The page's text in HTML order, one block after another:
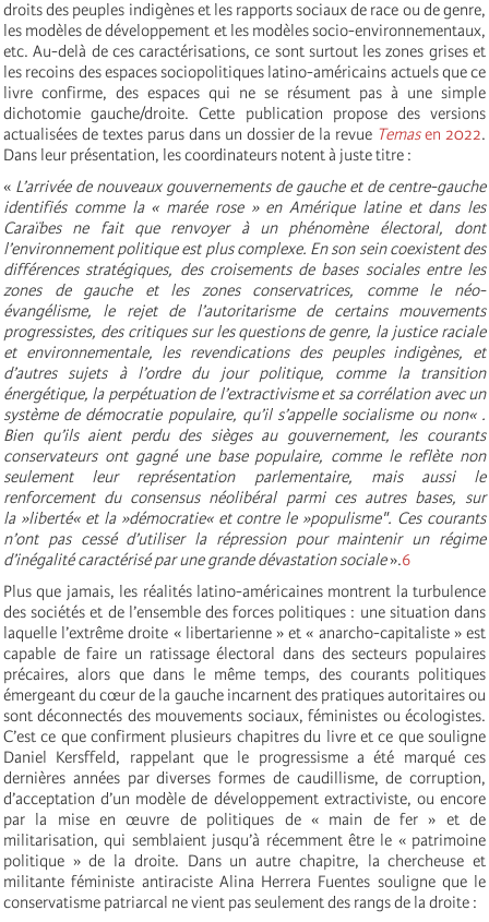
droits des peuples indigènes et les rapports sociaux de race ou de genre,
les modèles de développement et les modèles socio-environnementaux,
etc. Au-delà de ces caractérisations, ce sont surtout les zones grises et
les recoins des espaces sociopolitiques latino-américains actuels que ce
livre confirme, des espaces qui ne se résument pas à une simple
dichotomie gauche/droite. Cette publication propose des versions
actualisées de textes parus dans un dossier de la revue Temasen 2022.
Dans leur présentation, les coordinateurs notent à juste titre :
« L’arrivée de nouveaux gouvernements de gauche et de centre-gauche
identifiés comme la « marée rose » en Amérique latine et dans les
Caraïbes ne fait que renvoyer à un phénomène électoral, dont
l’environnement politique est plus complexe. En son sein coexistent des
différences stratégiques, des croisements de bases sociales entre les
zones de gauche et les zones conservatrices, comme le néo-
évangélisme, le rejet de l’autoritarisme de certains mouvements
progressistes, des critiques sur les questions de genre, la justice raciale
et environnementale, les revendications des peuples indigènes, et
d’autres sujets à l’ordre du jour politique, comme la transition
énergétique, la perpétuation de l’extractivisme et sa corrélation avec un
système de démocratie populaire, qu’il s’appelle socialisme ou non« .
Bien qu’ils aient perdu des sièges au gouvernement, les courants
conservateurs ont gagné une base populaire, comme le reflète non
seulement leur représentation parlementaire, mais aussi le
renforcement du consensus néolibéral parmi ces autres bases, sur
la »liberté« et la »démocratie« et contre le »populisme". Ces courants
n’ont pas cessé d’utiliser la répression pour maintenir un régime
d’inégalité caractérisé par une grande dévastation sociale».6
Plus que jamais, les réalités latino-américaines montrent la turbulence
des sociétés et de l’ensemble des forces politiques : une situation dans
laquelle l’extrême droite « libertarienne » et « anarcho-capitaliste » est
capable de faire un ratissage électoral dans des secteurs populaires
précaires, alors que dans le même temps, des courants politiques
émergeant du cœur de la gauche incarnent des pratiques autoritaires ou
sont déconnectés des mouvements sociaux, féministes ou écologistes.
C’est ce que confirment plusieurs chapitres du livre et ce que souligne
Daniel Kersffeld, rappelant que le progressisme a été marqué ces
dernières années par diverses formes de caudillisme, de corruption,
d’acceptation d’un modèle de développement extractiviste, ou encore
par la mise en œuvre de politiques de « main de fer » et de
militarisation, qui semblaient jusqu’à récemment être le « patrimoine
politique » de la droite. Dans un autre chapitre, la chercheuse et
militante féministe antiraciste Alina Herrera Fuentes souligne que le
conservatisme patriarcal ne vient pas seulement des rangs de la droite :